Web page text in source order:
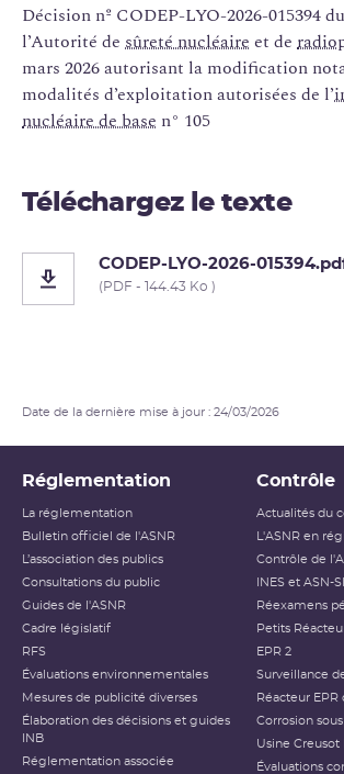
Décision nº CODEP-LYO-2026-015394
l’Autorité de sûreté nucléaire et de
mars 2026 autorisant la modification
modalités d’exploitation autorisées de l’
nucléaire de base n° 105
Téléchargez le texte
CODEP-LYO-2026-
(PDF - 144.43 Ko )
Date de la dernière mise à jour : 24/03/2026
Réglementation
La réglementation
Bulletin officiel de l'ASNR
L’association des publics
Consultations du public
Guides de l'ASNR
Cadre législatif
RFS
Évaluations environnementales
Mesures de publicité diverses
Élaboration des décisions et guides
INB
Réglementation associée
Contrôle
Actualités du
L'ASNR en
Contrôle de
INES et ASN-
Réexamens
Petits
EPR 2
Surveillance
Réacteur
Corrosion
Usine Creusot
Évaluations